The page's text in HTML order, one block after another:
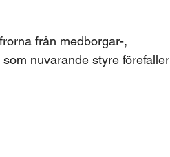
från medborgar-,
nuvarande styre förefaller